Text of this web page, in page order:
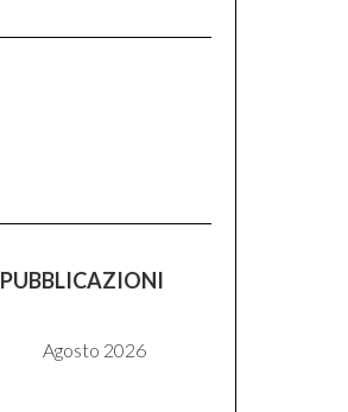
PUBBLICAZIONI
Agosto 2026